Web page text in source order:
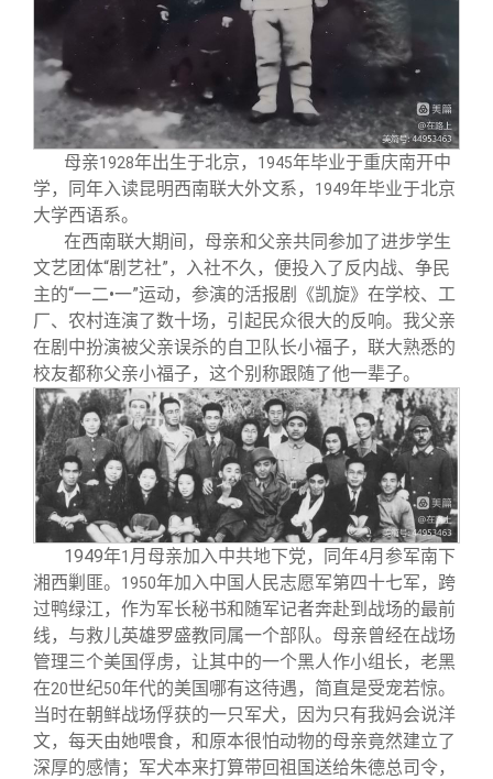
联系我们
母亲1928年出生于北京， 1945年毕业于重庆南开中
学，同年入读昆明西南联大外文系，
1949年毕业于北京
大学西语系。
在西南联大期间，母亲和父亲共同参加了进步学生
文艺团体“剧艺社”，入社不久，便投入了反内战、争民
主的“一二•一”运动，参演的活报剧《凯旋》在学校、工
厂、农村连演了数十场，引起民众很大的反响。我父亲
在剧中扮演被父亲误杀的自卫队长小福子，联大熟悉的
校友都称父亲小福子，这个别称跟随了他一辈子。
1949年1 月母亲加入中共地下党，同年4月参军南下
湘西剿匪。
1950年加入中国人民志愿军第四十七军，跨
过鸭绿江，作为军长秘书和随军记者奔赴到战场的最前
线，与救儿英雄罗盛教同属一个部队。母亲曾经在战场
管理三个美国俘虏，让其中的一个黑人作小组长，老黑
在20世纪50年代的美国哪有这待遇，简直是受宠若惊。
当时在朝鲜战场俘获的一只军犬，因为只有我妈会说洋
文，每天由她喂食，和原本很怕动物的母亲竟然建立了
深厚的感情；军犬本来打算带回祖国送给朱德总司令，